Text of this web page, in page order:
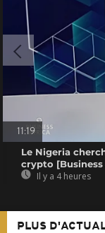
11:19
Le Nigeria
crypto
Il y a 4 heures
PLUS